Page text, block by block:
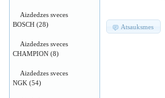
Atsauksmes
Aizdedzes sveces
BOSCH (28)
Aizdedzes sveces
CHAMPION (8)
Aizdedzes sveces
NGK (54)